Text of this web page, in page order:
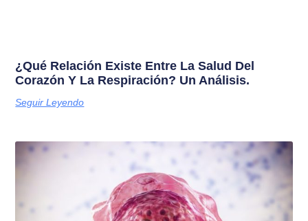
¿Qué Relación Existe Entre La Salud Del
Corazón Y La Respiración? Un Análisis.
Seguir Leyendo